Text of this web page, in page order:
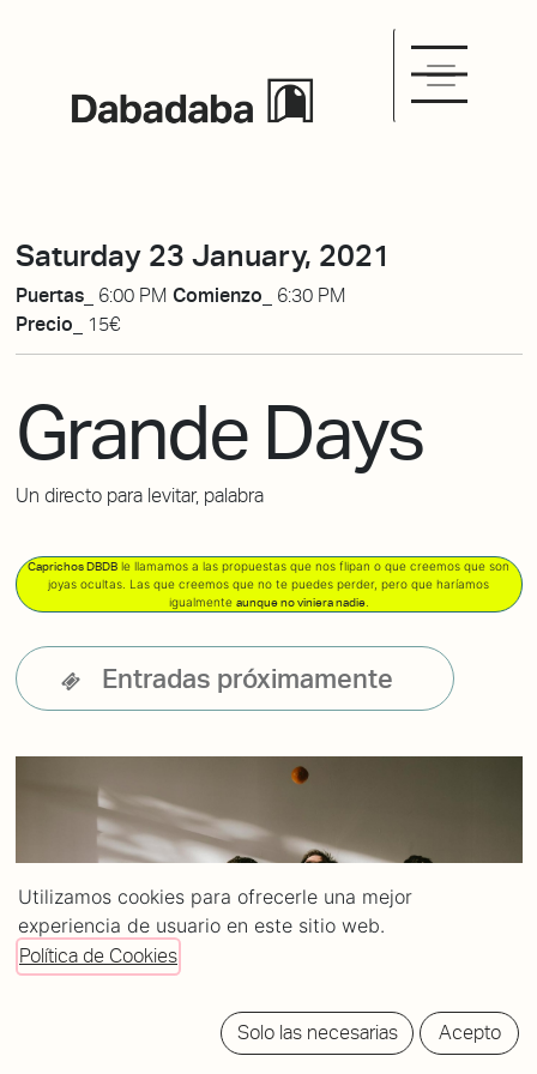
Saturday 23 January, 2021
Puertas_ 6:00 PM Comienzo_ 6:30 PM
Precio_
15€
Grande Days
Un directo para levitar, palabra
Caprichos DBDB le llamamos a las propuestas que nos flipan o que creemos que son
joyas ocultas. Las que creemos que no te puedes perder, pero que haríamos
igualmente aunque no viniera nadie.
Entradas próximamente
Utilizamos cookies para ofrecerle una mejor
experiencia de usuario en este sitio web.
Política de Cookies
Solo las necesarias Acepto